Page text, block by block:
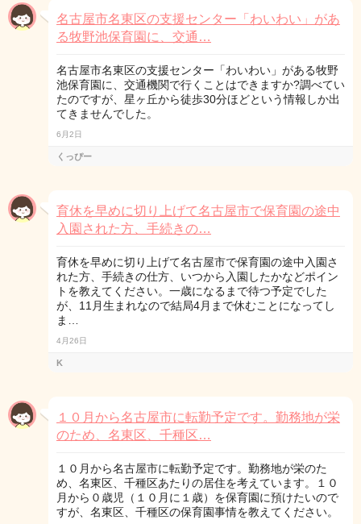
名古屋市名東区の支援センター「わいわい」があ
る牧野池保育園に、交通…
名古屋市名東区の支援センター「わいわい」がある牧野
池保育園に、交通機関で行くことはできますか?調べてい
たのですが、星ヶ丘から徒歩30分ほどという情報しか出
てきませんでした。
6月2日
くっぴー
育休を早めに切り上げて名古屋市で保育園の途中
入園された方、手続きの…
育休を早めに切り上げて名古屋市で保育園の途中入園さ
れた方、手続きの仕方、いつから入園したかなどポイン
トを教えてください。一歳になるまで待つ予定でした
が、11月生まれなので結局4月まで休むことになってし
ま…
4月26日
K
１０月から名古屋市に転勤予定です。勤務地が栄
のため、名東区、千種区…
１０月から名古屋市に転勤予定です。勤務地が栄のた
め、名東区、千種区あたりの居住を考えています。１０
月から０歳児（１０月に１歳）を保育園に預けたいので
すが、名東区、千種区の保育園事情を教えてください。